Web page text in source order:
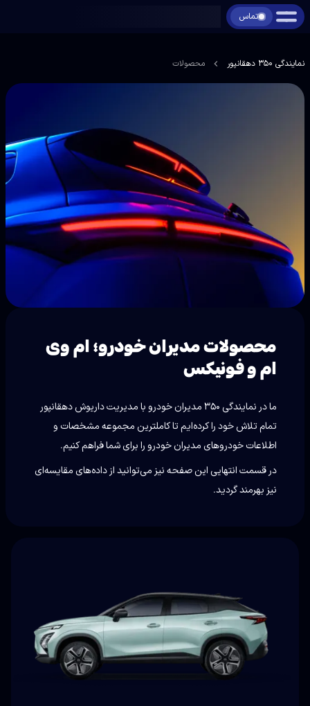
تماس
نمایندگی 350 دهقانپور محصولات
محصولات مدیران خودرو؛ ام وی
ام و فونیکس
ما در نمایندگی ۳۵۰ مدیران خودرو با مدیریت داریوش دهقانپور
تمام تلاش خود را کرده‌ایم تا کاملترین مجموعه مشخصات و
اطلاعات خودروهای مدیران خودرو را برای شما فراهم کنیم.
در قسمت انتهایی این صفحه نیز می‌توانید از داده‌های مقایسه‌ای
نیز بهرمند گردید.